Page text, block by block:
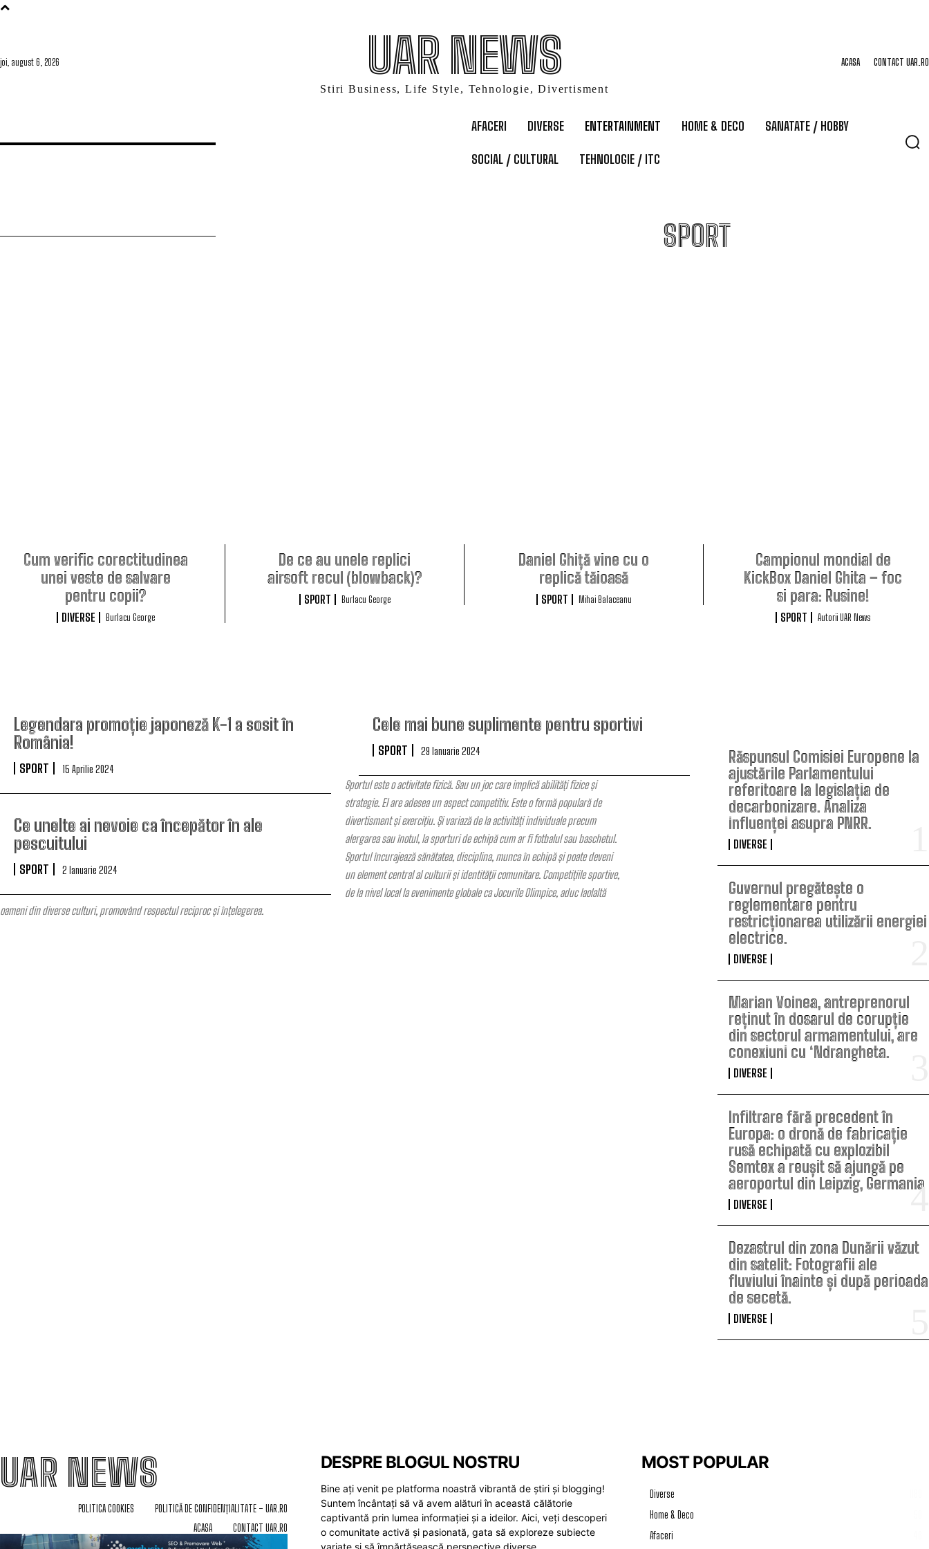
joi, august 6, 2026 UAR NEWS
Stiri Business, Life Style, Tehnologie, Divertisment
ACASA CONTACT UAR.RO
AFACERI DIVERSE ENTERTAINMENT HOME & DECO SANATATE / HOBBY
SOCIAL / CULTURAL TEHNOLOGIE / ITC
SPORT
Cum verific corectitudinea
unei veste de salvare
pentru copii?
DIVERSE Burlacu George
De ce au unele replici
airsoft recul (blowback)?
SPORT Burlacu George
Daniel Ghiță vine cu o
replică tăioasă
SPORT Mihai Balaceanu
Campionul mondial de
KickBox Daniel Ghita – foc
si para: Rusine!
SPORT Autorii UAR News
Legendara promoție japoneză K-1 a sosit în
România!
SPORT 15 Aprilie 2024
Cele mai bune suplimente pentru sportivi
SPORT 29 Ianuarie 2024
Ce unelte ai nevoie ca începător în ale
pescuitului
SPORT 2 Ianuarie 2024
Sportul este o activitate fizică. Sau un joc care implică abilități fizice și
strategie. El are adesea un aspect competitiv. Este o formă populară de
divertisment și exercițiu. Și variază de la activități individuale precum
alergarea sau înotul, la sporturi de echipă cum ar fi fotbalul sau baschetul.
Sportul încurajează sănătatea, disciplina, munca în echipă și poate deveni
un element central al culturii și identității comunitare. Competițiile sportive,
de la nivel local la evenimente globale ca Jocurile Olimpice, aduc laolaltă
oameni din diverse culturi, promovând respectul reciproc și înțelegerea.
Răspunsul Comisiei Europene la
ajustările Parlamentului
referitoare la legislația de
decarbonizare. Analiza
influenței asupra PNRR.
DIVERSE
Guvernul pregătește o
reglementare pentru
restricționarea utilizării energiei
electrice.
DIVERSE
Marian Voinea, antreprenorul
reținut în dosarul de corupție
din sectorul armamentului, are
conexiuni cu ‘Ndrangheta.
DIVERSE
Infiltrare fără precedent în
Europa: o dronă de fabricație
rusă echipată cu explozibil
Semtex a reușit să ajungă pe
aeroportul din Leipzig, Germania
DIVERSE
Dezastrul din zona Dunării văzut
din satelit: Fotografii ale
fluviului înainte și după perioada
de secetă.
DIVERSE
UAR NEWS
POLITICA COOKIES
POLITICĂ DE CONFIDENȚIALITATE – UAR.RO
ACASA
CONTACT UAR.RO
DESPRE BLOGUL NOSTRU
Bine ați venit pe platforma noastră vibrantă de știri și blogging!
Suntem încântați să vă avem alături în această călătorie
captivantă prin lumea informației și a ideilor. Aici, veți descoperi
o comunitate activă și pasionată, gata să exploreze subiecte
variate și să împărtășească perspective diverse.
MOST POPULAR
Diverse
Home & Deco
Afaceri